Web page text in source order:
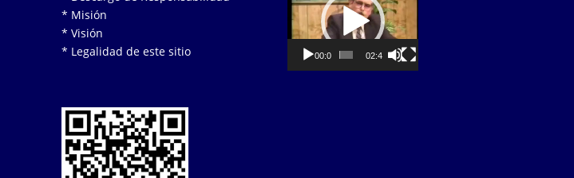
* Misión
* Visión
* Legalidad de este sitio
00:00 02:40